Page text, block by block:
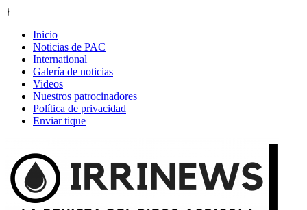
}
Inicio
Noticias de PAC
International
Galería de noticias
Videos
Nuestros patrocinadores
Política de privacidad
Enviar tique